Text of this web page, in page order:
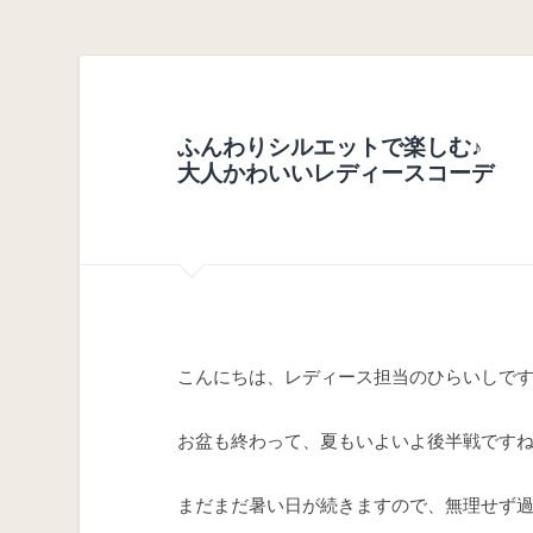
ふんわりシルエットで楽しむ♪
大人かわいいレディースコーデ
こんにちは、レディース担当のひらいしです
お盆も終わって、夏もいよいよ後半戦ですね
まだまだ暑い日が続きますので、無理せず